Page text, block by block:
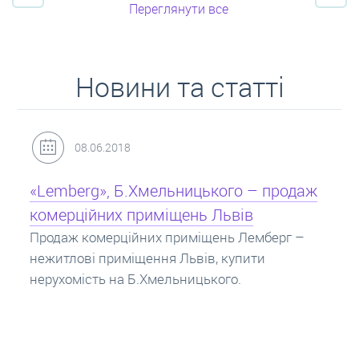
Переглянути все
Новини та статті
31.05.2018
Кредит під заставу нерухомості: іпотека
Іпотека на квартиру – кредит на житло під
заставу нерухомості. Купити в іпотеку – що
потрібно знати? Консультація від Експертів
про іпотечні кредити.